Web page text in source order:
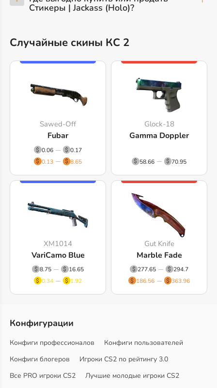
Стикеры | Jackass (Holo)?
Случайные скины КС 2
Sawed-Off
Fubar
0.06
0.17
0.13
8.65
Glock-18
Gamma Doppler
58.66 70.95
XM1014
VariCamo Blue
8.75
16.65
0.34
1.92
Gut Knife
Marble Fade
277.65
294.7
186.56
363.96
Конфигурации
Конфиги профессионалов
Конфиги пользователей
Конфиги блогеров
Игроки CS2 по рейтингу 3.0
Все PRO игроки CS2
Лучшие молодые игроки CS2